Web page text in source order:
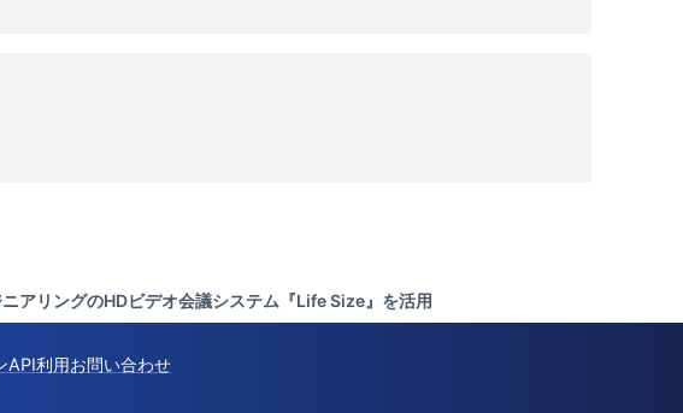
アリングのHDビデオ会議システム『Life Size』を活用
API利用お問い合わせ